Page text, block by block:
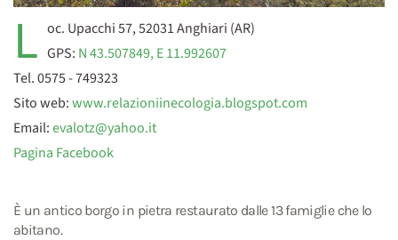
L oc. Upacchi 57, 52031 Anghiari (AR)
GPS: N 43.507849, E 11.992607
Tel. 0575 - 749323
Sito web:www.relazioniinecologia.blogspot.com
Email:evalotz@yahoo.it
Pagina Facebook
È un antico borgo in pietra restaurato dalle 13 famiglie che lo
abitano.